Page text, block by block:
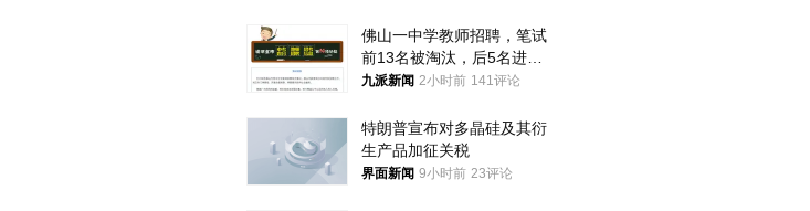
佛山一中学教师招聘，笔试
前13名被淘汰，后5名进体
检，被疑萝卜岗，官方通
九派新闻 2小时前 141评论
特朗普宣布对多晶硅及其衍
生产品加征关税
界面新闻 9小时前 23评论